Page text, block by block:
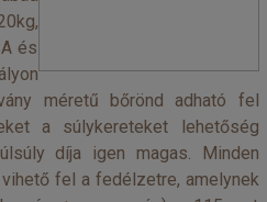
és
méretű bőrönd adható fel
a súlykereteket lehetőség
díja igen magas. Minden
fel a fedélzetre, amelynek